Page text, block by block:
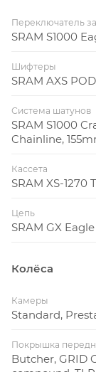
Переключатель
SRAM S1000
Шифтеры
SRAM AXS
Система шатунов
SRAM S1000
Chainline,
Кассета
SRAM XS-1270
Цепь
SRAM GX
Колёса
Камеры
Standard,
Покрышка
Butcher, GRID